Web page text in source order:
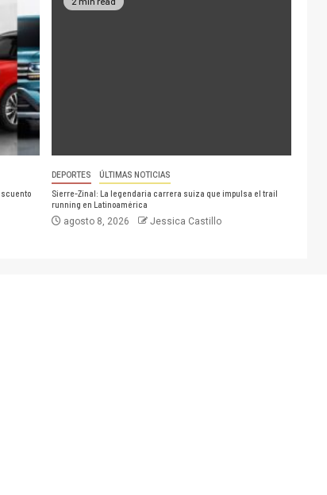
DEPORTES ÚLTIMAS NOTICIAS
Sierre-Zinal: La legendaria carrera suiza que impulsa el trail
running en Latinoamérica
agosto 8, 2026 Jessica Castillo